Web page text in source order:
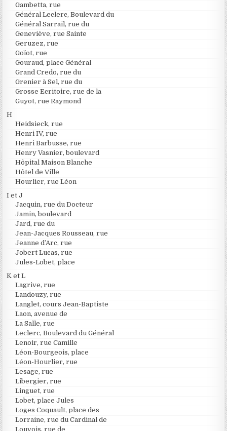
Gambetta, rue
Général Leclerc, Boulevard du
Général Sarrail, rue du
Geneviève, rue Sainte
Geruzez, rue
Goïot, rue
Gouraud, place Général
Grand Credo, rue du
Grenier à Sel, rue du
Grosse Ecritoire, rue de la
Guyot, rue Raymond
H
Heidsieck, rue
Henri IV, rue
Henri Barbusse, rue
Henry Vasnier, boulevard
Hôpital Maison Blanche
Hôtel de Ville
Hourlier, rue Léon
I et J
Jacquin, rue du Docteur
Jamin, boulevard
Jard, rue du
Jean-Jacques Rousseau, rue
Jeanne d’Arc, rue
Jobert Lucas, rue
Jules-Lobet, place
K et L
Lagrive, rue
Landouzy, rue
Langlet, cours Jean-Baptiste
Laon, avenue de
La Salle, rue
Leclerc, Boulevard du Général
Lenoir, rue Camille
Léon-Bourgeois, place
Léon-Hourlier, rue
Lesage, rue
Libergier, rue
Linguet, rue
Lobet, place Jules
Loges Coquault, place des
Lorraine, rue du Cardinal de
Louvois, rue de